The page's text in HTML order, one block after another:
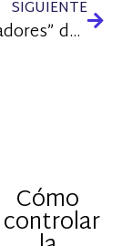
SIGUIENTE
Los “activadores” del deseo sexual
Cómo
controlar